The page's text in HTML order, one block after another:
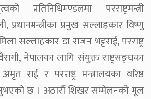
प्रतिनिधिमण्डलमा परराष्ट्रमन्त्री
प्रधानमन्त्रीका प्रमुख सल्लाहकार विष्णु
सल्लाहकार डा राजन भट्टराई, परराष्ट्र
नेपालका लागि संयुक्त राष्ट्रसङ्घका
अमृत राई र परराष्ट्र मन्त्रालयका वरिष्ठ
छ । अठारौँ शिखर सम्मेलनको मूल